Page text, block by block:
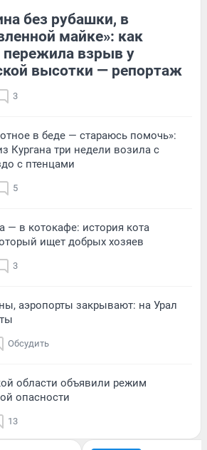
без рубашки, в
майке»: как
взрыв у
высотки — репортаж
3
в беде — стараюсь помочь»:
Кургана три недели возила с
с птенцами
5
— в котокафе: история кота
ищет добрых хозяев
3
аэропорты закрывают: на Урал
Обсудить
области объявили режим
опасности
13